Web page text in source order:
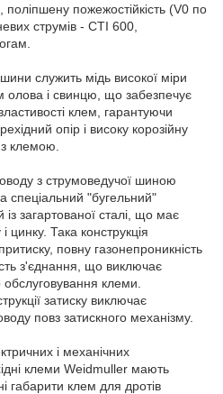
поліпшену пожежостійкість (V0 по
струмів - CTI 600,
служить мідь високої міри
і свинцю, що забезпечує
клем, гарантуючи
опір і високу корозійну
клемою.
з струмоведучої шиною
спеціальний "бугельний"
із загартованої сталі, що має
цинку. Така конструкція
повну газонепроникність
з'єднання, що виключає
обслуговування клеми.
затиску виключає
повз затискного механізму.
і механічних
клеми Weidmuller мають
габарити клем для дротів